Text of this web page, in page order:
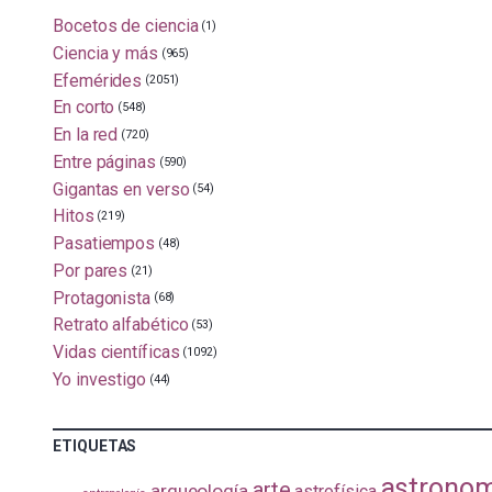
Bocetos de ciencia (1)
Ciencia y más (965)
Efemérides (2051)
En corto (548)
En la red (720)
Entre páginas (590)
Gigantas en verso (54)
Hitos (219)
Pasatiempos (48)
Por pares (21)
Protagonista (68)
Retrato alfabético (53)
Vidas científicas (1092)
Yo investigo (44)
ETIQUETAS